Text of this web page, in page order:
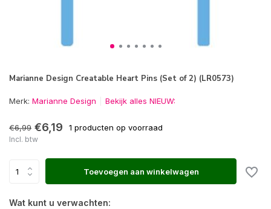
Marianne Design Creatable Heart Pins (Set of 2) (LR0573)
Merk: Marianne Design Bekijk alles NIEUW:
€6,99 €6,19 1 producten op voorraad
Incl. btw
Toevoegen aan winkelwagen
Wat kunt u verwachten: